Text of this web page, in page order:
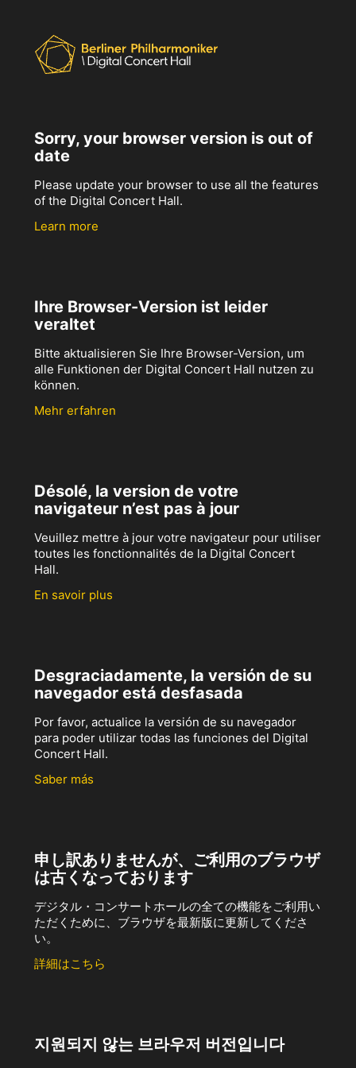
Sorry, your browser version is out of
date
Please update your browser to use all the features
of the Digital Concert Hall.
Learn more
Ihre Browser-Version ist leider
veraltet
Bitte aktualisieren Sie Ihre Browser-Version, um
alle Funktionen der Digital Concert Hall nutzen zu
können.
Mehr erfahren
Désolé, la version de votre
navigateur n’est pas à jour
Veuillez mettre à jour votre navigateur pour utiliser
toutes les fonctionnalités de la Digital Concert
Hall.
En savoir plus
Desgraciadamente, la versión de su
navegador está desfasada
Por favor, actualice la versión de su navegador
para poder utilizar todas las funciones del Digital
Concert Hall.
Saber más
申し訳ありませんが、ご利用のブラウザ
は古くなっております
デジタル・コンサートホールの全ての機能をご利用い
ただくために、ブラウザを最新版に更新してくださ
い。
詳細はこちら
지원되지 않는 브라우저 버전입니다